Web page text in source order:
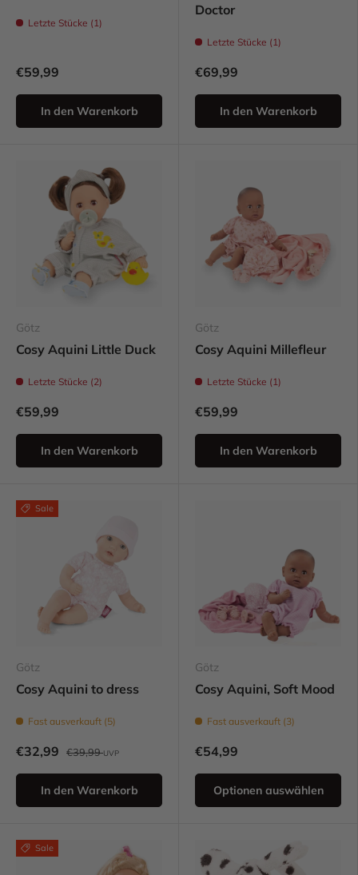
Letzte Stücke (1)
€59,99
In den Warenkorb
Doctor
Letzte Stücke (1)
€69,99
In den Warenkorb
Götz
Cosy Aquini Little Duck
Letzte Stücke (2)
€59,99
In den Warenkorb
Götz
Cosy Aquini Millefleur
Letzte Stücke (1)
€59,99
In den Warenkorb
Sale
Götz
Cosy Aquini to dress
Fast ausverkauft (5)
€32,99 €39,99UVP
In den Warenkorb
Götz
Cosy Aquini, Soft Mood
Fast ausverkauft (3)
€54,99
Optionen auswählen
Sale